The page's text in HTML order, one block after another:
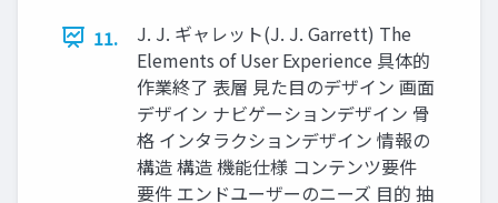
11.
J. J. ギャレット(J. J. Garrett) The
Elements of User Experience 具体的
作業終了 表層 見た目のデザイン 画面
デザイン ナビゲーションデザイン 骨
格 インタラクションデザイン 情報の
構造 構造 機能仕様 コンテンツ要件
要件 エンドユーザーのニーズ 目的 抽